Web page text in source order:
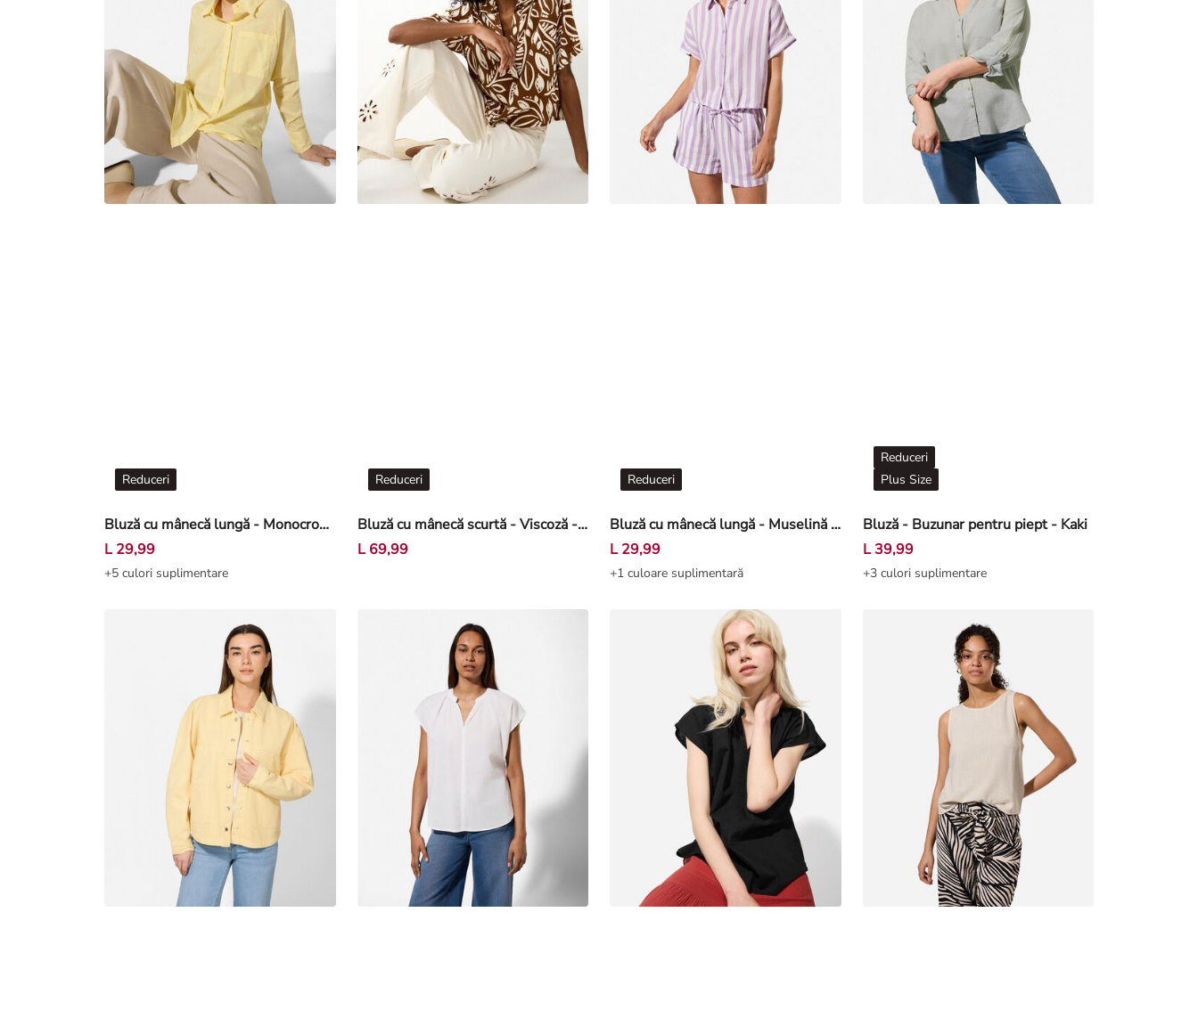
Bluză cu mânecă lungă - Monocrom - Galben deschis
Reduceri
L 29,99
+5 culori suplimentare
Bluză cu mânecă scurtă - Viscoză - Maro
Reduceri
L 69,99
Bluză cu mânecă lungă - Muselină - Roz deschis
Reduceri
L 29,99
+1 culoare suplimentară
Bluză - Buzunar pentru piept - Kaki
Reduceri
Plus Size
L 39,99
+3 culori suplimentare